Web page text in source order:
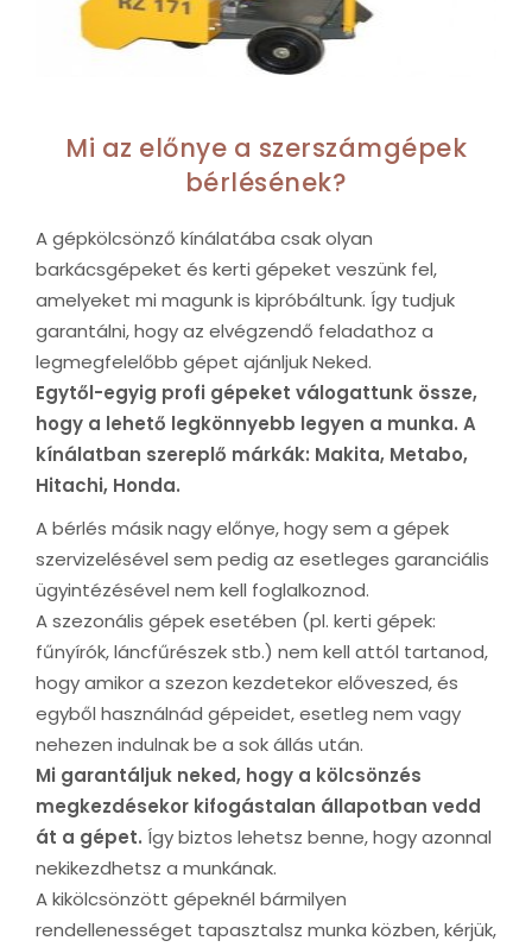
Mi az előnye a szerszámgépek
bérlésének?
A gépkölcsönző kínálatába csak olyan
barkácsgépeket és kerti gépeket veszünk fel,
amelyeket mi magunk is kipróbáltunk. Így tudjuk
garantálni, hogy az elvégzendő feladathoz a
legmegfelelőbb gépet ajánljuk Neked.
Egytől-egyig profi gépeket válogattunk össze,
hogy a lehető legkönnyebb legyen a munka. A
kínálatban szereplő márkák: Makita, Metabo,
Hitachi, Honda.
A bérlés másik nagy előnye, hogy sem a gépek
szervizelésével sem pedig az esetleges garanciális
ügyintézésével nem kell foglalkoznod.
A szezonális gépek esetében (pl. kerti gépek:
fűnyírók, láncfűrészek stb.) nem kell attól tartanod,
hogy amikor a szezon kezdetekor előveszed, és
egyből használnád gépeidet, esetleg nem vagy
nehezen indulnak be a sok állás után.
Mi garantáljuk neked, hogy a kölcsönzés
megkezdésekor kifogástalan állapotban vedd
át a gépet. Így biztos lehetsz benne, hogy azonnal
nekikezdhetsz a munkának.
A kikölcsönzött gépeknél bármilyen
rendellenességet tapasztalsz munka közben, kérjük,